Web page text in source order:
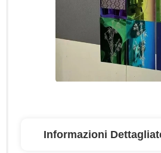
Informazioni